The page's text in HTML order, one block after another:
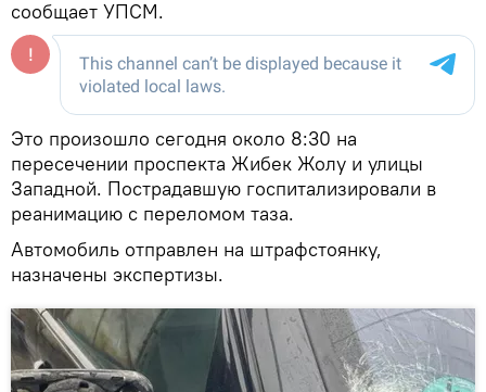
сообщает УПСМ.
Это произошло сегодня около 8:30 на
пересечении проспекта Жибек Жолу и улицы
Западной. Пострадавшую госпитализировали в
реанимацию с переломом таза.
Автомобиль отправлен на штрафстоянку,
назначены экспертизы.